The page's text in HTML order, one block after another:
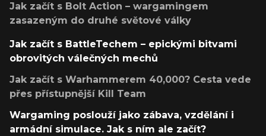
Jak začít s Bolt Action – wargamingem
zasazeným do druhé světové války
Jak začít s BattleTechem – epickými bitvami
obrovitých válečných mechů
Jak začít s Warhammerem 40,000? Cesta vede
přes přístupnější Kill Team
Wargaming poslouží jako zábava, vzdělání i
armádní simulace. Jak s ním ale začít?